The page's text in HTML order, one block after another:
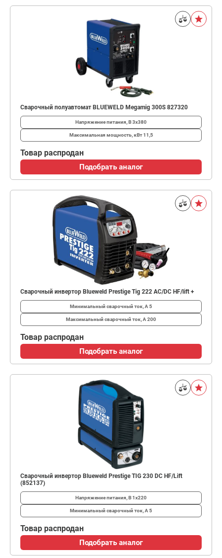
Сварочный полуавтомат BLUEWELD Megamig 300S 827320
Напряжение питания, В3x380
Максимальная мощность, кВт11,5
Товар распродан
Подобрать аналог
Сварочный инвертор Blueweld Prestige Tig 222 AC/DC HF/lift +
Минимальный сварочный ток, А 5
Максимальный сварочный ток, А 200
Товар распродан
Подобрать аналог
Сварочный инвертор Blueweld Prestige TIG 230 DC HF/Lift
(852137)
Напряжение питания, В1x220
Минимальный сварочный ток, А 5
Товар распродан
Подобрать аналог